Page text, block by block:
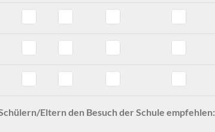
- Note 6
- Note 6
- Note 6
Eltern den Besuch der Schule empfehlen: